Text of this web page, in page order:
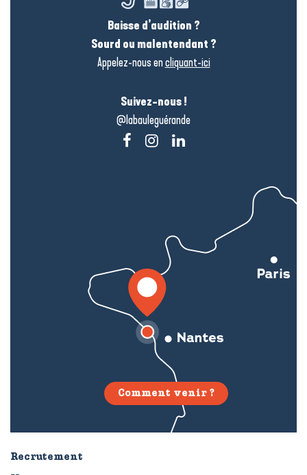
Baisse d’audition ?
Sourd ou malentendant ?
Appelez-nous encliquant-ici
Suivez-nous !
@labauleguérande
Comment venir ?
Recrutement